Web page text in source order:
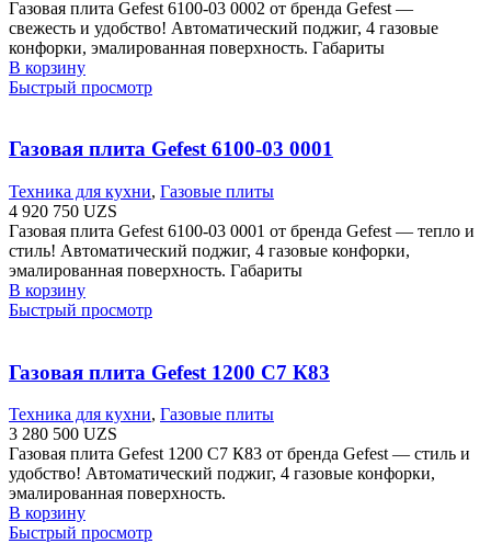
Газовая плита Gefest 6100-03 0002 от бренда Gefest —
свежесть и удобство! Автоматический поджиг, 4 газовые
конфорки, эмалированная поверхность. Габариты
В корзину
Быстрый просмотр
Газовая плита Gefest 6100-03 0001
Техника для кухни, Газовые плиты
4 920 750 UZS
Газовая плита Gefest 6100-03 0001 от бренда Gefest — тепло и
стиль! Автоматический поджиг, 4 газовые конфорки,
эмалированная поверхность. Габариты
В корзину
Быстрый просмотр
Газовая плита Gefest 1200 С7 К83
Техника для кухни, Газовые плиты
3 280 500 UZS
Газовая плита Gefest 1200 С7 К83 от бренда Gefest — стиль и
удобство! Автоматический поджиг, 4 газовые конфорки,
эмалированная поверхность.
В корзину
Быстрый просмотр